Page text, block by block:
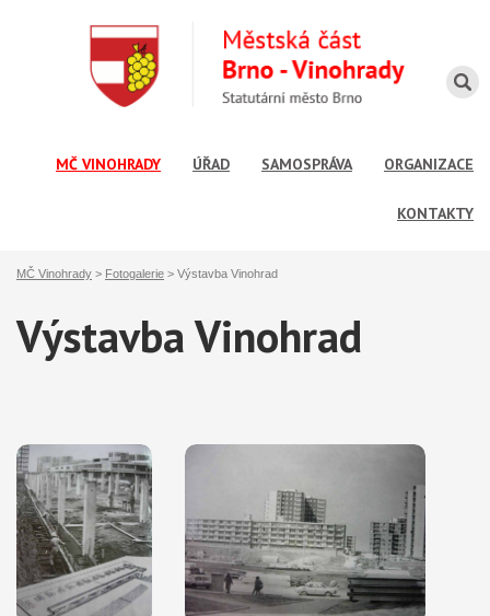
MČ VINOHRADY ÚŘAD SAMOSPRÁVA ORGANIZACE
KONTAKTY
MČ Vinohrady > Fotogalerie > Výstavba Vinohrad
Výstavba Vinohrad